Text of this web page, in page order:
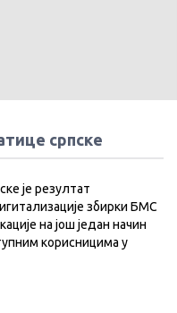
српске
је резултат
збирки БМС
на још један начин
корисницима у